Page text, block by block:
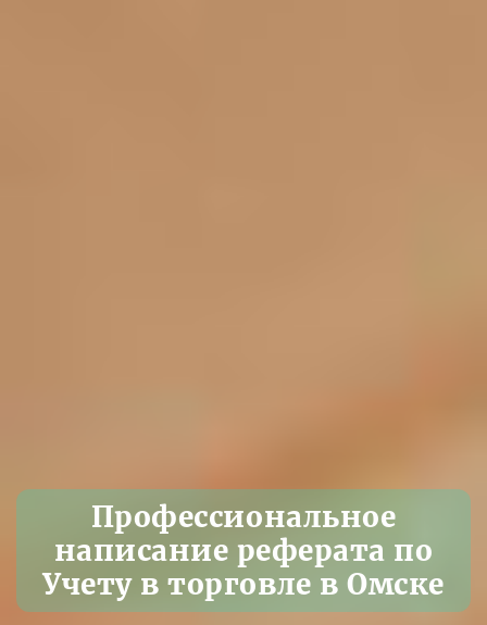
Профессиональное
написание реферата по
Учету в торговле в Омске